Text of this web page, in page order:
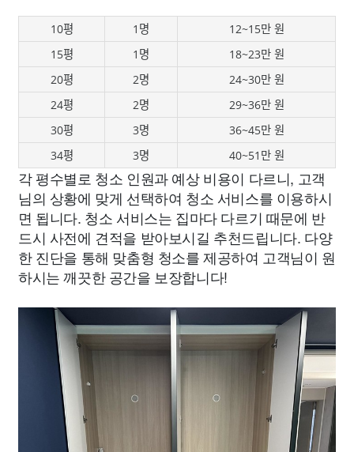
10평 1명
12~15만 원
15평
1명
18~23만 원
20평
2명
24~30만 원
24평
2명
29~36만 원
30평
3명
36~45만 원
34평
3명 40~51만 원
각 평수별로 청소 인원과 예상 비용이 다르니, 고객
님의 상황에 맞게 선택하여 청소 서비스를 이용하시
면 됩니다. 청소 서비스는 집마다 다르기 때문에 반
드시 사전에 견적을 받아보시길 추천드립니다. 다양
한 진단을 통해 맞춤형 청소를 제공하여 고객님이 원
하시는 깨끗한 공간을 보장합니다!